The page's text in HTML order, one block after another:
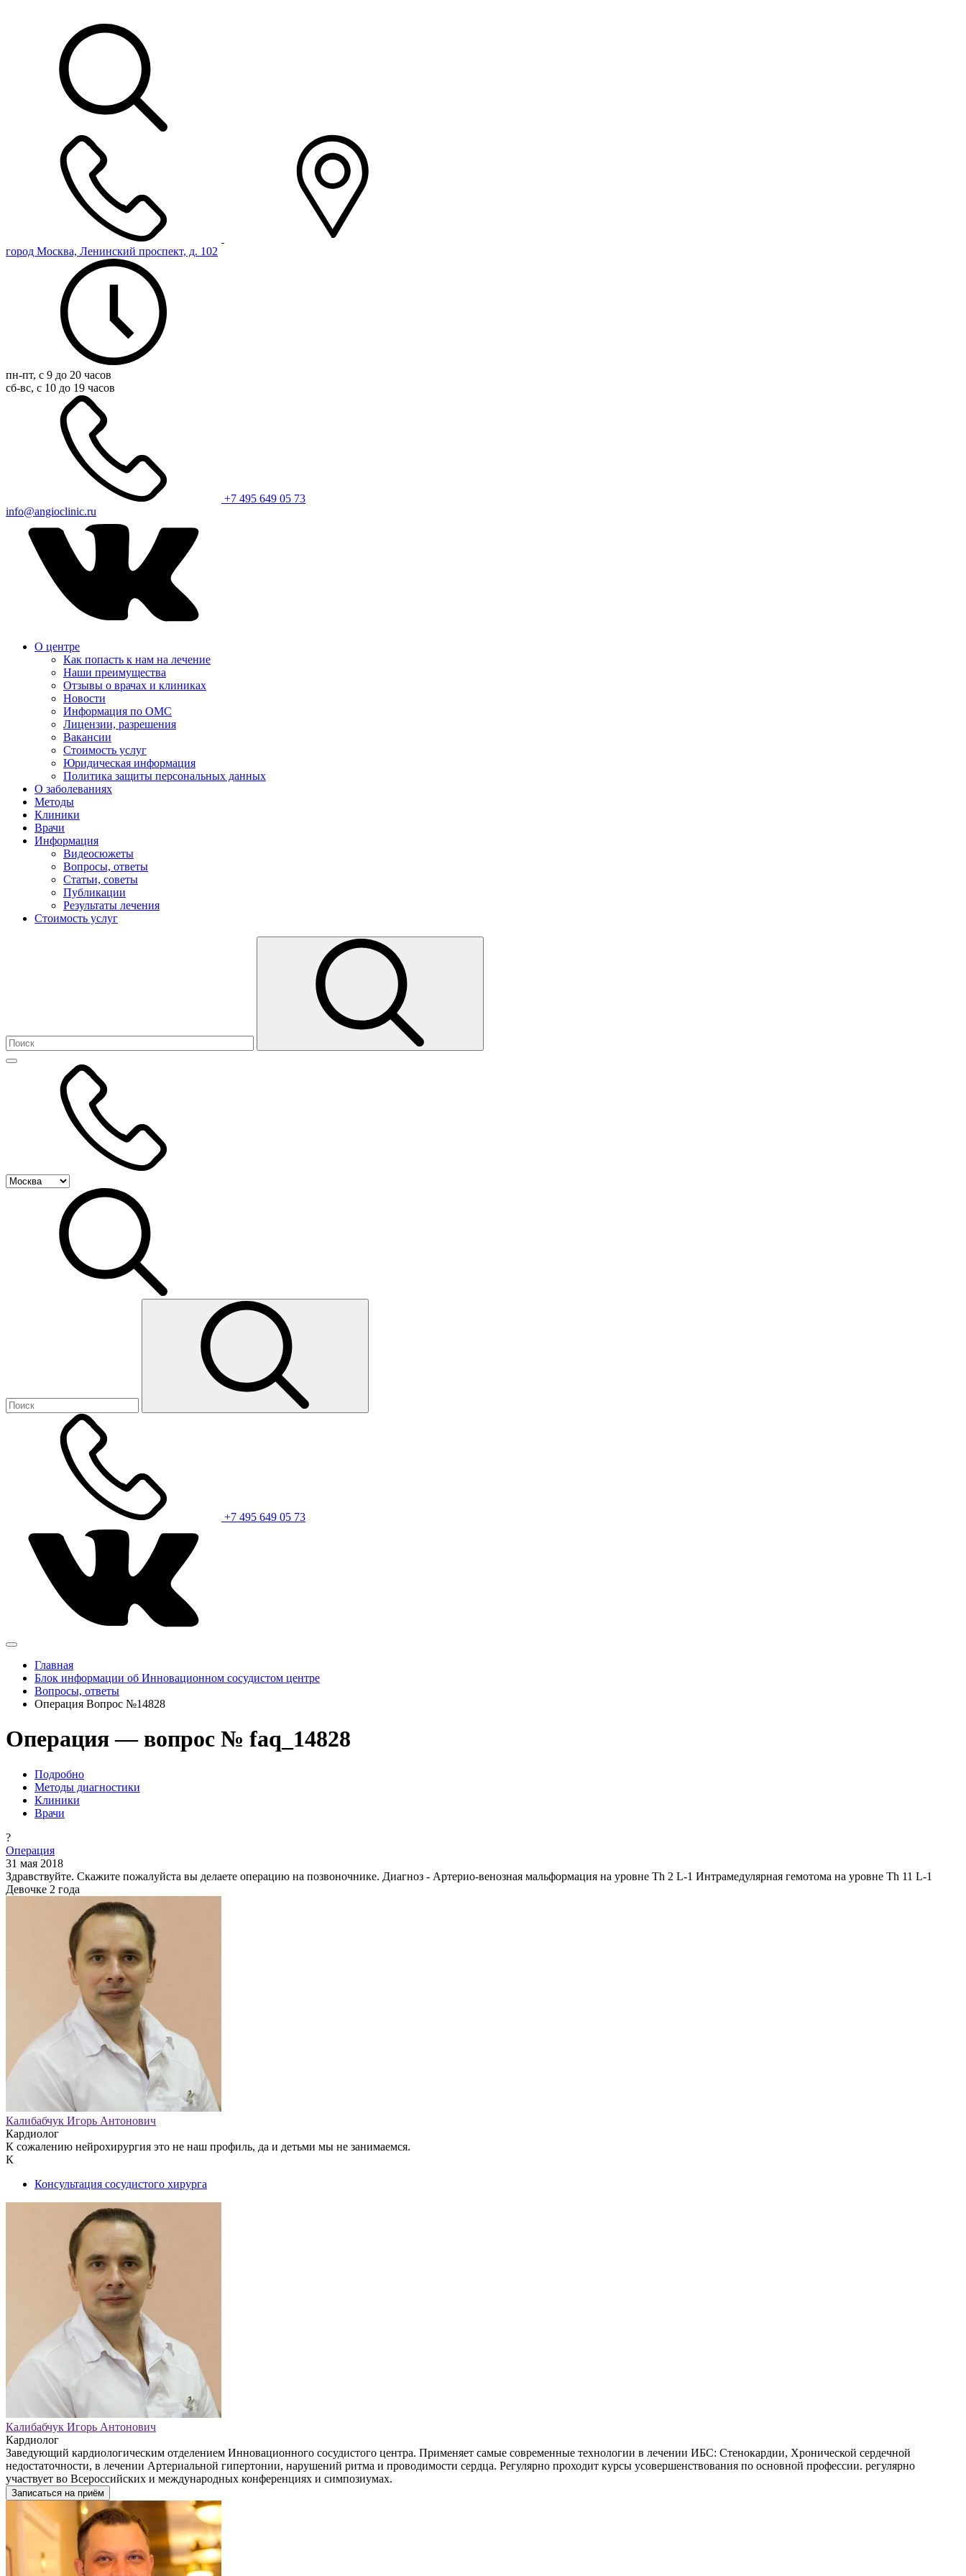
город Москва, Ленинский проспект, д. 102
пн-пт, с 9 до 20 часов
сб-вс, с 10 до 19 часов
+7 495 649 05 73
info@angioclinic.ru
О центре
Как попасть к нам на лечение
Наши преимущества
Отзывы о врачах и клиниках
Новости
Информация по ОМС
Лицензии, разрешения
Вакансии
Стоимость услуг
Юридическая информация
Политика защиты персональных данных
О заболеваниях
Методы
Клиники
Врачи
Информация
Видеосюжеты
Вопросы, ответы
Статьи, советы
Публикации
Результаты лечения
Стоимость услуг
+7 495 649 05 73
Главная
Блок информации об Инновационном сосудистом центре
Вопросы, ответы
Операция Вопрос №14828
Операция — вопрос № faq_14828
Подробно
Методы диагностики
Клиники
Врачи
?
Операция
31 мая 2018
Здравствуйте. Скажите пожалуйста вы делаете операцию на позвоночнике. Диагноз - Артерио-венозная мальформация на уровне Th 2 L-1 Интрамедулярная гемотома на уровне Th 11 L-1
Девочке 2 года
Калибабчук Игорь Антонович
Кардиолог
К сожалению нейрохирургия это не наш профиль, да и детьми мы не занимаемся.
К
Консультация сосудистого хирурга
Калибабчук Игорь Антонович
Кардиолог
Заведующий кардиологическим отделением Инновационного сосудистого центра. Применяет самые современные технологии в лечении ИБС: Стенокардии, Хронической сердечной
недостаточности, в лечении Артериальной гипертонии, нарушений ритма и проводимости сердца. Регулярно проходит курсы усовершенствования по основной профессии. регулярно
участвует во Всероссийских и международных конференциях и симпозиумах.
Записаться на приём